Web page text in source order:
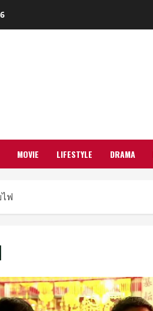
MOVIE LIFESTYLE DRAMA
ฟ